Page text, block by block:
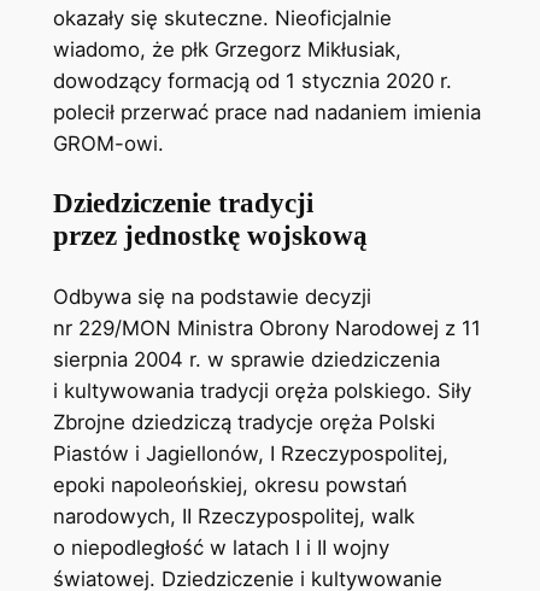
okazały się skuteczne. Nieoficjalnie
wiadomo, że płk Grzegorz Mikłusiak,
dowodzący formacją od 1 stycznia 2020 r.
polecił przerwać prace nad nadaniem imienia
GROM-owi.
Dziedziczenie tradycji
przez jednostkę wojskową
Odbywa się na podstawie decyzji
nr 229/MON Ministra Obrony Narodowej z 11
sierpnia 2004 r. w sprawie dziedziczenia
i kultywowania tradycji oręża polskiego. Siły
Zbrojne dziedziczą tradycje oręża Polski
Piastów i Jagiellonów, I Rzeczypospolitej,
epoki napoleońskiej, okresu powstań
narodowych, II Rzeczypospolitej, walk
o niepodległość w latach I i II wojny
światowej. Dziedziczenie i kultywowanie